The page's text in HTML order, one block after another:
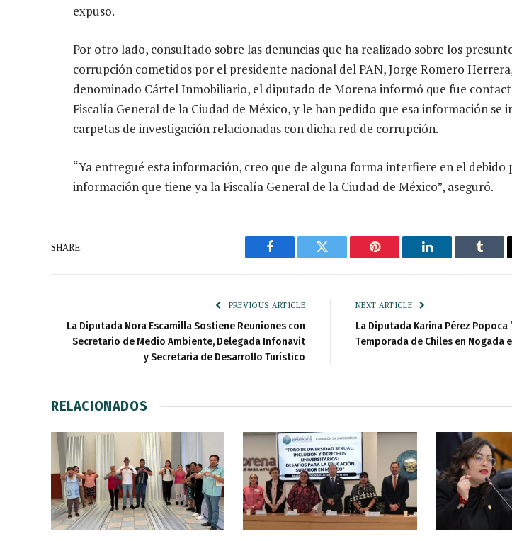
expuso.
Por otro lado, consultado sobre las denuncias que ha realizado sobre los
corrupción cometidos por el presidente nacional del PAN, Jorge Romero
denominado Cártel Inmobiliario, el diputado de Morena informó que fue
Fiscalía General de la Ciudad de México, y le han pedido que esa información se
carpetas de investigación relacionadas con dicha red de corrupción.
“Ya entregué esta información, creo que de alguna forma interfiere en el debido
información que tiene ya la Fiscalía General de la Ciudad de México”, aseguró.
SHARE.
Facebook Twitter Pinterest LinkedIn
PREVIOUS ARTICLE
La Diputada Nora Escamilla Sostiene Reuniones con
Secretario de Medio Ambiente, Delegada Infonavit
y Secretaria de Desarrollo Turístico
NEXT ARTICLE
La Diputada Karina Pérez Popoca
Temporada de Chiles en Nogada
RELACIONADOS